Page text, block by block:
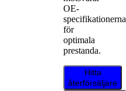
OE-
specifikationerna
för
optimala
prestanda.
Hitta
återförsäljare